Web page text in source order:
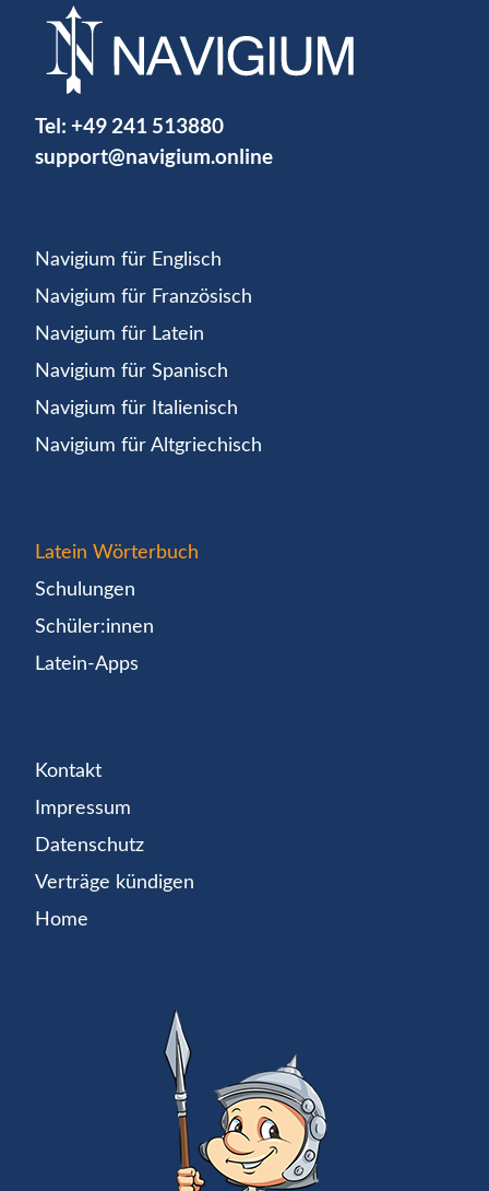
Tel: +49 241 513880
support@navigium.online
Navigium für Englisch
Navigium für Französisch
Navigium für Latein
Navigium für Spanisch
Navigium für Italienisch
Navigium für Altgriechisch
Latein Wörterbuch
Schulungen
Schüler:innen
Latein-Apps
Kontakt
Impressum
Datenschutz
Verträge kündigen
Home